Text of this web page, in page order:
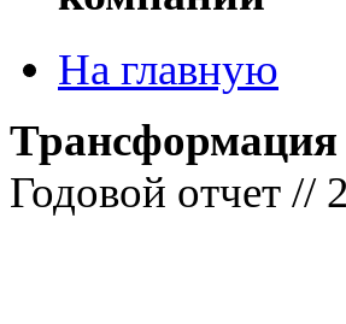
На главную
Трансформация
Годовой отчет //